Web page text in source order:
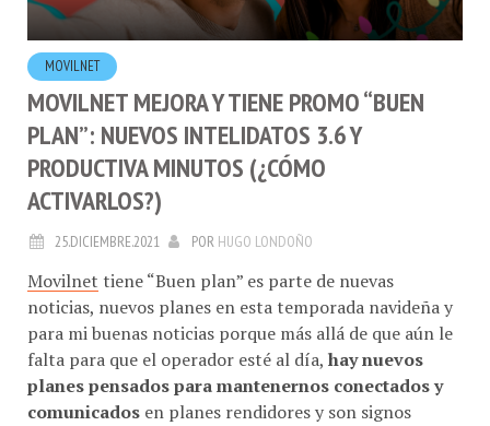
MOVILNET
MOVILNET MEJORA Y TIENE PROMO “BUEN
PLAN”: NUEVOS INTELIDATOS 3.6 Y
PRODUCTIVA MINUTOS (¿CÓMO
ACTIVARLOS?)
25.DICIEMBRE.2021
Movilnettiene “Buen plan” es parte de nuevas
noticias, nuevos planes en esta temporada navideña y
para mi buenas noticias porque más allá de que aún le
falta para que el operador esté al día,hay nuevos
planes pensados para mantenernos conectados y
comunicadosen planes rendidores y son signos
importantes de mejoras.